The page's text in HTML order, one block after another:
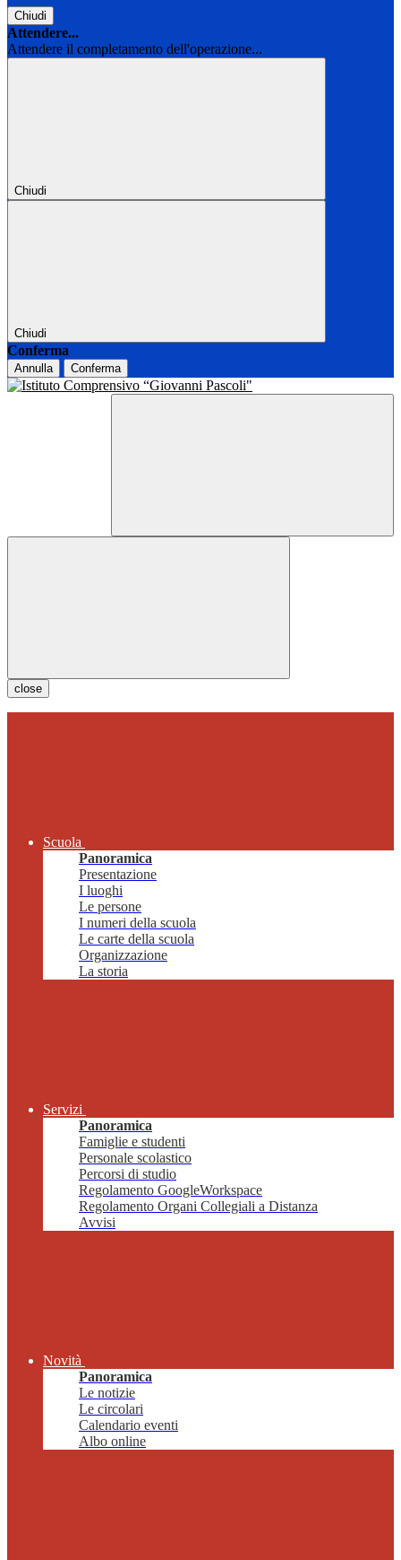
Chiudi
Attendere...
Attendere il completamento dell'operazione...
Chiudi
Chiudi
Conferma
Annulla Conferma
close
Scuola
Panoramica
Presentazione
I luoghi
Le persone
I numeri della scuola
Le carte della scuola
Organizzazione
La storia
Servizi
Panoramica
Famiglie e studenti
Personale scolastico
Percorsi di studio
Regolamento GoogleWorkspace
Regolamento Organi Collegiali a Distanza
Avvisi
Novità
Panoramica
Le notizie
Le circolari
Calendario eventi
Albo online